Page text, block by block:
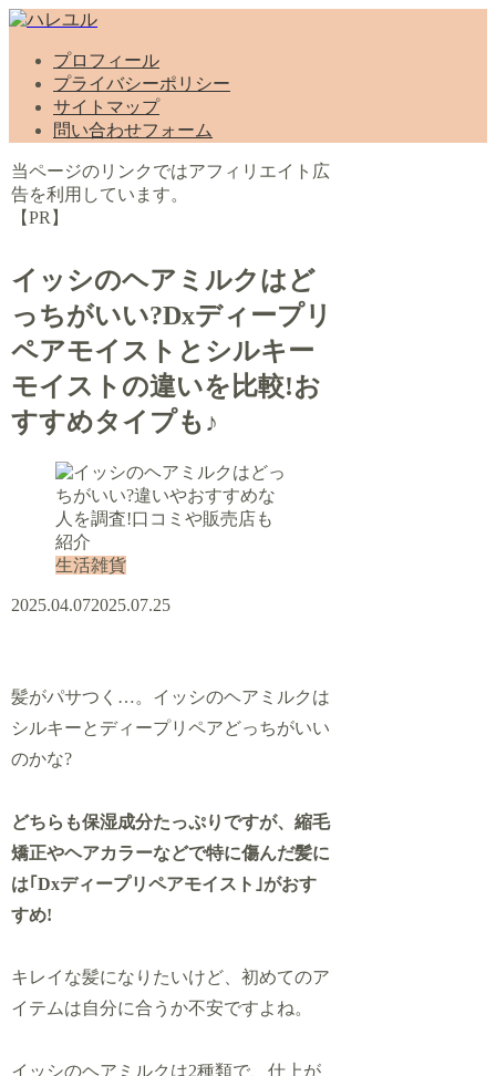
プロフィール
プライバシーポリシー
サイトマップ
問い合わせフォーム
当ページのリンクではアフィリエイト広
告を利用しています。
【PR】
イッシのヘアミルクはど
っちがいい?Dxディープリ
ペアモイストとシルキー
モイストの違いを比較!お
すすめタイプも♪
生活雑貨
2025.04.072025.07.25
髪がパサつく…。イッシのヘアミルクは
シルキーとディープリペアどっちがいい
のかな?
どちらも保湿成分たっぷりですが、縮毛
矯正やヘアカラーなどで特に傷んだ髪に
は｢Dxディープリペアモイスト｣がおす
すめ!
キレイな髪になりたいけど、初めてのア
イテムは自分に合うか不安ですよね。
イッシのヘアミルクは2種類で、仕上が